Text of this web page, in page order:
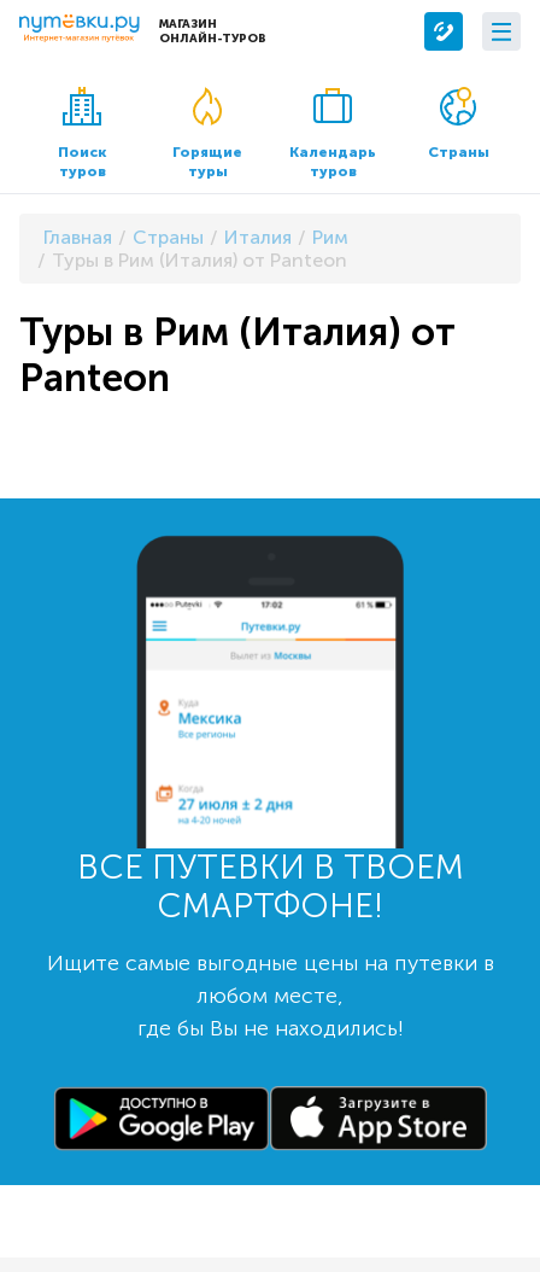
МАГАЗИН
ОНЛАЙН-ТУРОВ
Сервисы
Бронирование отелей
Трансфер
О компании
О нас
Контакты
Документы и реквизиты
Поиск
туров
Горящие
туры
Календарь
туров
Страны
Главная Страны Италия
Рим
Туры в Рим (Италия) от Panteon
Туры в Рим (Италия) от
Panteon
ВСЕ ПУТЕВКИ В ТВОЕМ
СМАРТФОНЕ!
Ищите самые выгодные цены на путевки в
любом месте,
где бы Вы не находились!